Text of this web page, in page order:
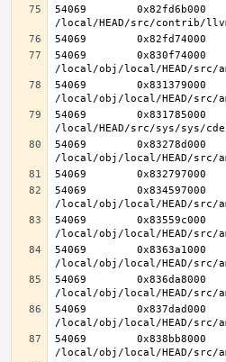
54069
54069
54069        0x831379000
54069
54069        0x83278d000
54069
54069
54069
54069
54069        0x837dad000
54069